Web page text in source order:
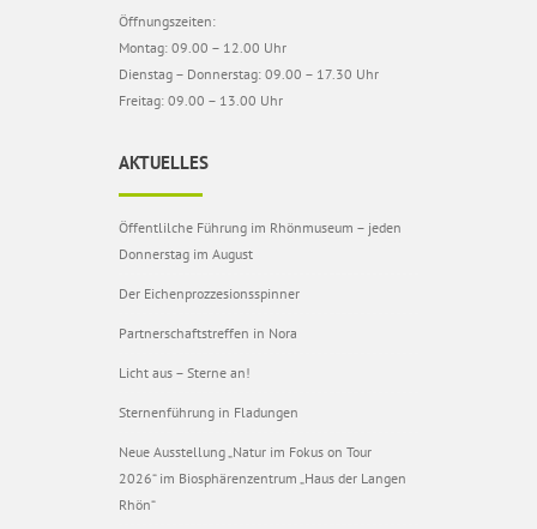
Öffnungszeiten:
Montag: 09.00 – 12.00 Uhr
Dienstag – Donnerstag: 09.00 – 17.30 Uhr
Freitag: 09.00 – 13.00 Uhr
AKTUELLES
Öffentlilche Führung im Rhönmuseum – jeden
Donnerstag im August
Der Eichenprozzesionsspinner
Partnerschaftstreffen in Nora
Licht aus – Sterne an!
Sternenführung in Fladungen
Neue Ausstellung „Natur im Fokus on Tour
2026“ im Biosphärenzentrum „Haus der Langen
Rhön“